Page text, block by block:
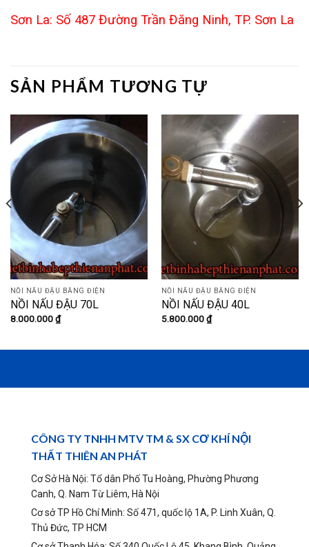
Sơn La: Số 487 Đường Trần Đăng Ninh, TP. Sơn La
SẢN PHẨM TƯƠNG TỰ
NỒI NẤU ĐẬU BẰNG ĐIỆN
NỒI NẤU ĐẬU 70L
8.000.000₫
NỒI NẤU ĐẬU BẰNG ĐIỆN
NỒI NẤU ĐẬU 40L
5.800.000₫
CÔNG TY TNHH MTV TM & SX CƠ KHÍ NỘI
THẤT THIÊN AN PHÁT
Cơ Sở Hà Nội: Tổ dân Phố Tu Hoàng, Phường Phương
Canh, Q. Nam Từ Liêm, Hà Nội
Cơ sở TP Hồ Chí Minh: Số 471, quốc lộ 1A, P. Linh Xuân, Q.
Thủ Đức, TP HCM